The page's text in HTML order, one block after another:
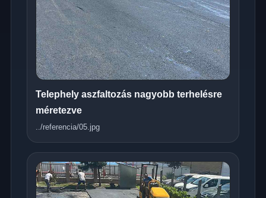
Telephely aszfaltozás nagyobb terhelésre
méretezve
../referencia/05.jpg